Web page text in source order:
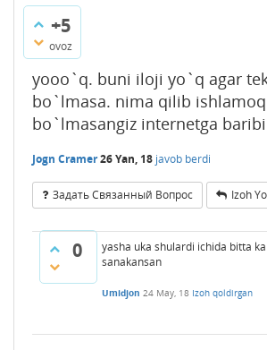
+5
ovoz
yooo`q. buni iloji yo`q agar
bo`lmasa. nima qilib
bo`lmasangiz internetga
Jogn Cramer26 Yan, 18 javob berdi
Задать Связанный Вопрос Izoh
0
yasha uka shulardi ichida bitta
sanakansan
Umidjon 24 May, 18 Izoh qoldirgan